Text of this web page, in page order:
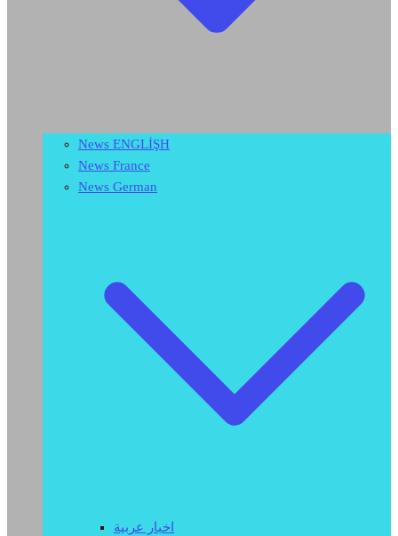
News ENGLİŞH
News France
News German
اخبار عربية